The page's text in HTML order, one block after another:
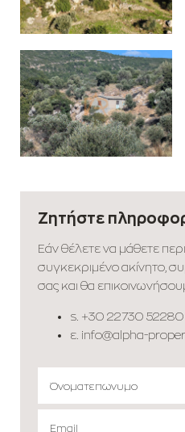
Ζητήστε
Εάν θέλετε να μάθετε
συγκεκριμένο ακίνητο,
σας και θα
s. +30 22730 52280
ε. info@alpha-